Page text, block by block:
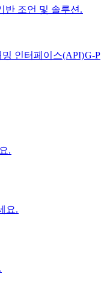
반 조언 및 솔루션.​​
인터페이스(API)​​G-P
.​​
요.​​